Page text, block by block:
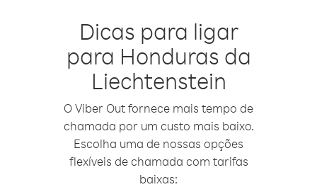
Dicas para ligar
para Honduras da
Liechtenstein
O Viber Out fornece mais tempo de
chamada por um custo mais baixo.
Escolha uma de nossas opções
flexíveis de chamada com tarifas
baixas: